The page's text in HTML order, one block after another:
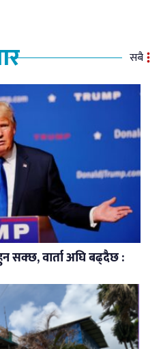
सबै
सक्छ, वार्ता अघि बढ्दैछ :